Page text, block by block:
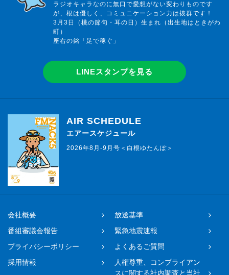
ラジオキャラなのに無口で愛想がない変わりものです
が、根は優しく、コミュニケーション力は抜群です！
3月3日（桃の節句・耳の日）生まれ（出生地はときがわ
町）
座右の銘「足で稼ぐ」
LINEスタンプを見る
AIR SCHEDULE
エアースケジュール
2026年8月-9月号＜白根ゆたんぽ＞
会社概要
放送基準
番組審議会報告
緊急地震速報
プライバシーポリシー
よくあるご質問
採用情報
人権尊重、コンプライアン
スに関する社内調査と当社